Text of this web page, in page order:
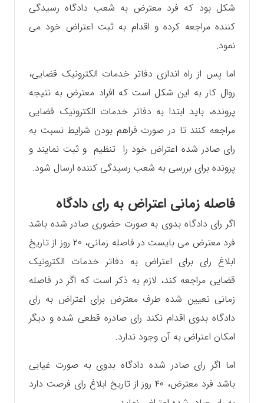
شکل بود که فرد معترض به شعب دادگاه رسیدگی
کننده مراجعه کرده و اقدام به ثبت اعتراض خود می
نمود.
اما پس از راه اندازی دفاتر خدمات الکترونیک قضایی،
روال کار به این شکل است که افراد معترض به نتیجه
پرونده، باید ابتدا به دفاتر خدمات الکترونیک قضایی
مراجعه کنند تا در صورت فراهم بودن شرایط نسبت به
رای صادر شده اعتراض خود را تنظیم و ثبت نمایند و
پرونده برای بررسی به شعب رسیدگی کننده ارسال شود.
فاصله زمانی اعتراض به رای دادگاه
اگر رای دادگاه بدوی به صورت حضوری صادر شده باشد
فرد معترض می بایست در فاصله زمانی، ۲۰ روز از تاریخ
ابلاغ رای برای اعتراض به دفاتر خدمات الکترونیک
قضایی مراجعه کند، لازم به ذکر است که اگر در فاصله
زمانی تعیین شده طرف معترض برای اعتراض به رای
دادگاه بدوی اقدام نکند رای صادره قطعی شده و دیگر
امکان اعتراض به آن وجود ندارد.
اما اگر رای صادر شده دادگاه بدوی به صورت غیابی
باشد فرد معترض، ۴۰ روز از تاریخ ابلاغ رای فرصت دارد